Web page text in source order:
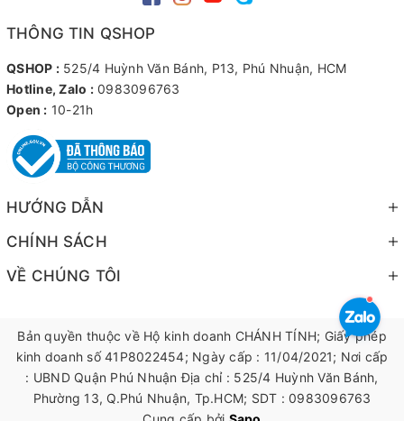
THÔNG TIN QSHOP
QSHOP : 525/4 Huỳnh Văn Bánh, P13, Phú Nhuận, HCM
Hotline, Zalo : 0983096763
Open : 10-21h
HƯỚNG DẪN
CHÍNH SÁCH
VỀ CHÚNG TÔI
Bản quyền thuộc về Hộ kinh doanh CHÁNH TÍNH; Giấy phép
kinh doanh số 41P8022454; Ngày cấp : 11/04/2021; Nơi cấp
: UBND Quận Phú Nhuận Địa chỉ : 525/4 Huỳnh Văn Bánh,
Phường 13, Q.Phú Nhuận, Tp.HCM; SDT : 0983096763